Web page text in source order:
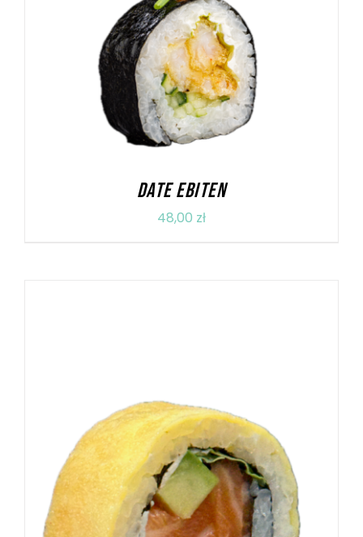
DODAJ DO KOSZYKA / SZCZEGÓŁY
DATE EBITEN
48,00 zł
DODAJ DO KOSZYKA / SZCZEGÓŁY